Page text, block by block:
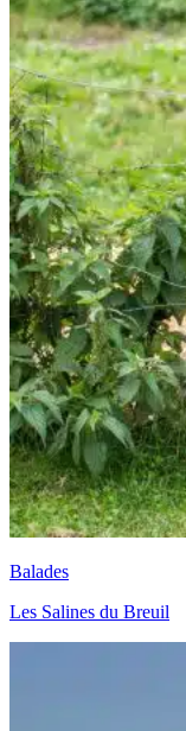
Balades
Les Salines du Breuil